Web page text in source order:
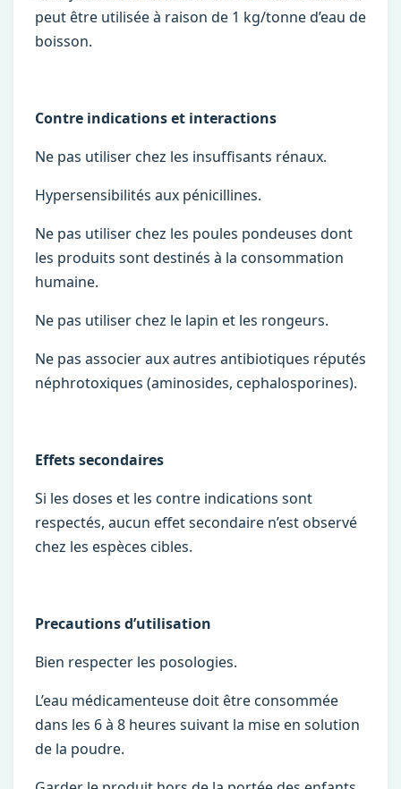
peut être utilisée à raison de 1 kg/tonne d’eau de
boisson.
Contre indications et interactions
Ne pas utiliser chez les insufﬁsants rénaux.
Hypersensibilités aux pénicillines.
Ne pas utiliser chez les poules pondeuses dont
les produits sont destinés à la consommation
humaine.
Ne pas utiliser chez le lapin et les rongeurs.
Ne pas associer aux autres antibiotiques réputés
néphrotoxiques (aminosides, cephalosporines).
Effets secondaires
Si les doses et les contre indications sont
respectés, aucun effet secondaire n’est observé
chez les espèces cibles.
Precautions d’utilisation
Bien respecter les posologies.
L’eau médicamenteuse doit être consommée
dans les 6 à 8 heures suivant la mise en solution
de la poudre.